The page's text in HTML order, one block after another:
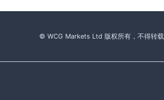
© WCG Markets Ltd 版权所有，不得转载